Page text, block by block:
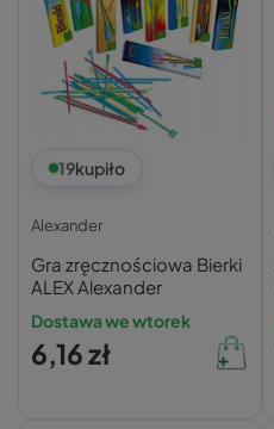
19kupiło
Alexander
Gra zręcznościowa Bierki
ALEX Alexander
Dostawa we wtorek
6,16 zł